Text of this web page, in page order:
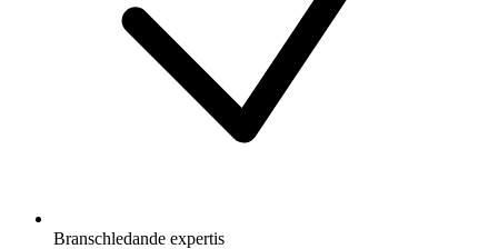
Branschledande expertis